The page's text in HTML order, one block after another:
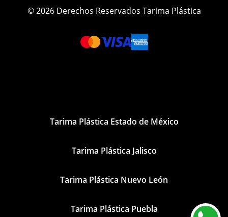
© 2026 Derechos Reservados Tarima Plástica
Tarima Plástica Estado de México
Tarima Plástica Jalisco
Tarima Plástica Nuevo León
Tarima Plástica Puebla